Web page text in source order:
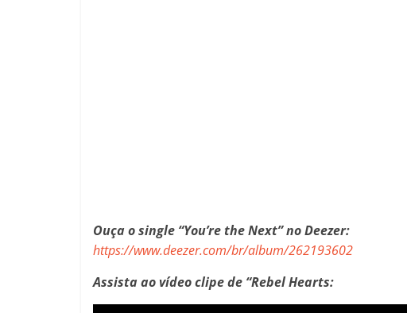
Ouça o single “You’re the Next” no Deezer:
https://www.deezer.com/br/album/262193602
Assista ao vídeo clipe de “Rebel Hearts: